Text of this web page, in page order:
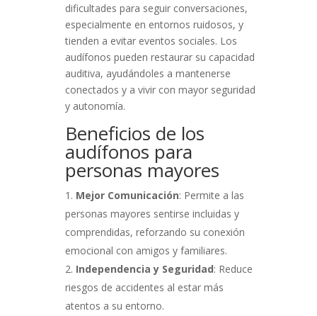
dificultades para seguir conversaciones,
especialmente en entornos ruidosos, y
tienden a evitar eventos sociales. Los
audífonos pueden restaurar su capacidad
auditiva, ayudándoles a mantenerse
conectados y a vivir con mayor seguridad
y autonomía.
Beneficios de los
audífonos para
personas mayores
Mejor Comunicación: Permite a las
personas mayores sentirse incluidas y
comprendidas, reforzando su conexión
emocional con amigos y familiares.
Independencia y Seguridad: Reduce
riesgos de accidentes al estar más
atentos a su entorno.